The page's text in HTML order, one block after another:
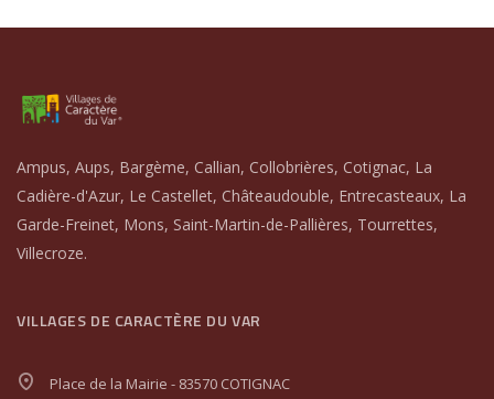
Ampus, Aups, Bargème, Callian, Collobrières, Cotignac, La
Cadière-d'Azur, Le Castellet, Châteaudouble, Entrecasteaux, La
Garde-Freinet, Mons, Saint-Martin-de-Pallières, Tourrettes,
Villecroze.
VILLAGES DE CARACTÈRE DU VAR
Place de la Mairie - 83570 COTIGNAC